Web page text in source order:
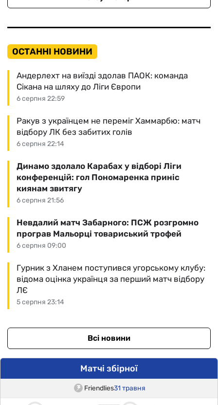
ОСТАННІ НОВИНИ
6 серпня 22:59
Андерлехт на виїзді здолав ПАОК: команда
Сікана на шляху до Ліги Європи
6 серпня 22:14
Ракув з українцем не переміг Хаммарбю: матч
відбору ЛК без забитих голів
6 серпня 21:56
Динамо здолало Карабах у відборі Ліги
конференцій: гол Пономаренка приніс
киянам звитягу
6 серпня 09:00
Невдалий матч Забарного: ПСЖ розгромно
програв Мальорці товариський трофей
5 серпня 23:14
Гурник з Хланем поступився угорському клубу:
відома оцінка українця за перший матч відбору
ЛЄ
Всі новини
Матчі збірної
Friendlies31 травня